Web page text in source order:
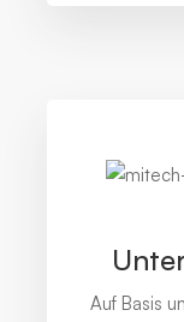
Auf Basis